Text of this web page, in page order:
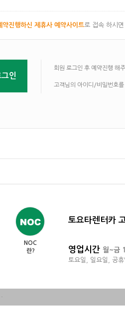
약진행하신 제휴사 예약사이트로 접속 하시
인
회원 로그인 후 예약진행 해
고객님의 아이디/비밀번호를
NOC
란?
토요타렌터카
영업시간 월~금
토요일, 일요일, 공휴